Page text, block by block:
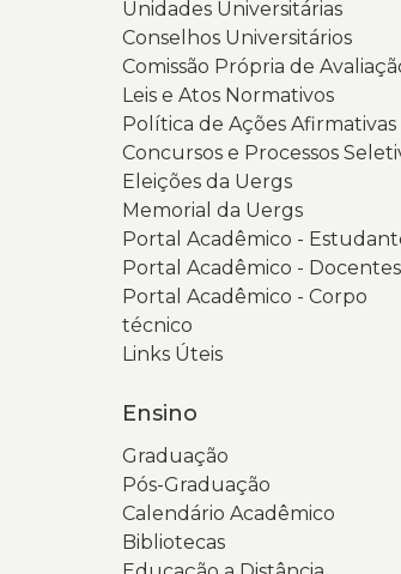
Unidades Universitárias
Conselhos Universitários
Comissão Própria de
Leis e Atos Normativos
Política de Ações Afirmativas
Concursos e Processos
Eleições da Uergs
Memorial da Uergs
Portal Acadêmico -
Portal Acadêmico - Docentes
Portal Acadêmico - Corpo
técnico
Links Úteis
Ensino
Graduação
Pós-Graduação
Calendário Acadêmico
Bibliotecas